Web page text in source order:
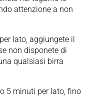
attenzione a non
lato, aggiungete il
non disponete di
qualsiasi birra
5 minuti per lato, fino